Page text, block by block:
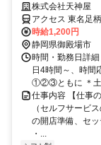
躍中♪
株式会社天神屋
アクセス 東名足
時給1,200円
静岡県御殿場市
時間・勤務日詳
日4時間～、時
①②③ともに ＊土
仕事内容 【仕事
（セルフサービ
の開店準備、セ
・...